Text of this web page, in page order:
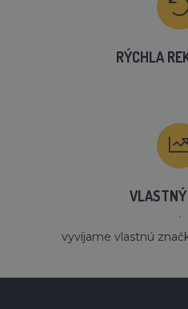
RÝCHLA
´
vyvíjame vlastnú